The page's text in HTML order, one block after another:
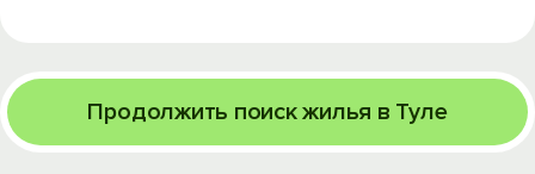
Продолжить поиск жилья в Туле